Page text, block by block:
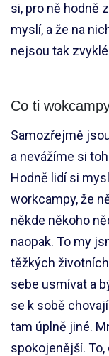
si, pro ně hodně
myslí, a že na
nejsou tak
Co ti
Samozřejmě
a nevážíme si
Hodně lidí si
workcampy, že
někde někoho
naopak. To my
těžkých
sebe usmívat a
se k sobě
tam úplně jiné.
spokojenější.